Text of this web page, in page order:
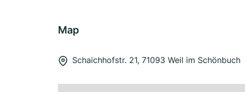
Map
Schaichhofstr. 21, 71093 Weil im Schönbuch